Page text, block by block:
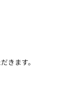
きます。